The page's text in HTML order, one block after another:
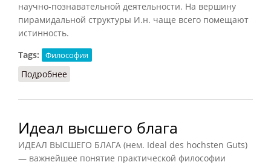
научно-познавательной деятельности. На вершину
пирамидальной структуры И.н. чаще всего помещают
истинность.
Tags:
Философия
Подробнее
Идеал высшего блага
ИДЕАЛ ВЫСШЕГО БЛАГА (нем. Ideal des hochsten Guts)
— важнейшее понятие практической философии